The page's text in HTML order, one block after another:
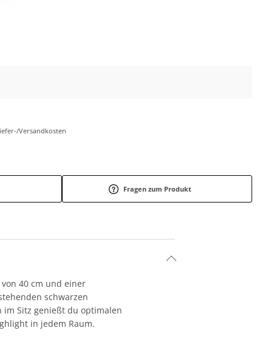
Versandkosten
Fragen zum Produkt
40 cm und einer
schwarzen
Sitz genießt du optimalen
in jedem Raum.